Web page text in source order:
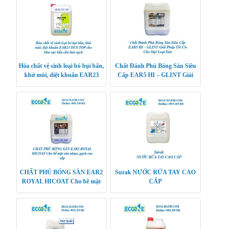
Hóa chất vệ sinh loại bỏ bụi bẩn,
khử mùi, diệt khuẩn EAR23
làm sạch
Chất Đánh Phủ Bóng Sàn Siêu
Cấp EAR5 HI – GLINT Giải
CHẤT PHỦ BÓNG SÀN EAR2
ROYAL HICOAT Cho bề mặt
Surak NƯỚC RỬA TAY CAO
CẤP